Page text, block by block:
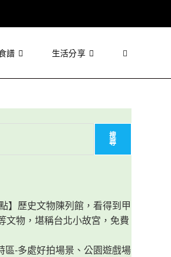
譜 生活分享 Toggle
search
搜
尋
】歷史文物陳列館，看得到甲
文物，堪稱台北小故宮，免費
區-多處好拍場景、公園遊戲場